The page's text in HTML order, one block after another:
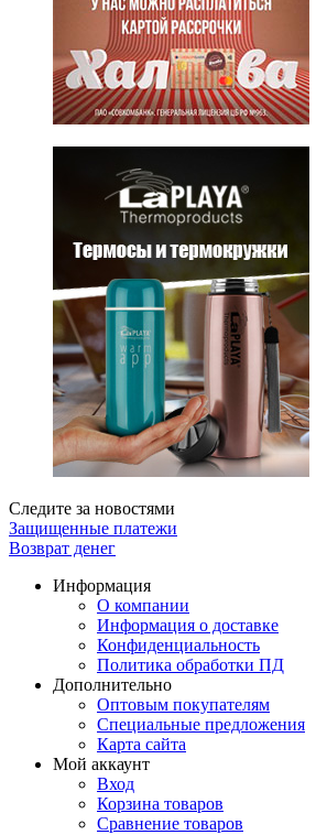
Следите за новостями
Защищенные платежи
Возврат денег
Информация
О компании
Информация о доставке
Конфиденциальность
Политика обработки ПД
Дополнительно
Оптовым покупателям
Специальные предложения
Карта сайта
Мой аккаунт
Вход
Корзина товаров
Сравнение товаров